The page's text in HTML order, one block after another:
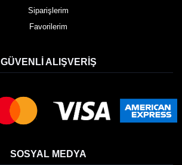
Siparişlerim
Favorilerim
GÜVENLI ALIŞVERIŞ
SOSYAL MEDYA